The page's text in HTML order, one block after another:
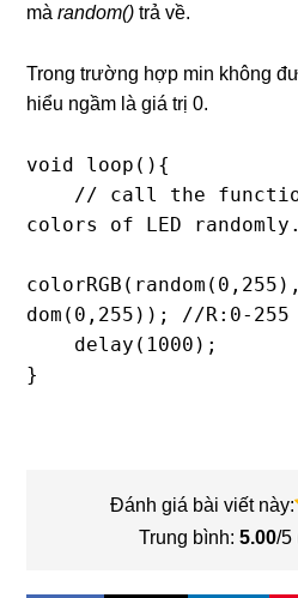
màrandom() trả về.
Trong trường hợp min không
hiểu ngầm là giá trị 0.
void loop(){
colors of LED
dom(0,255)); //R:0-255
}
Đánh giá bài viết này:
Trung bình: 5.00/5